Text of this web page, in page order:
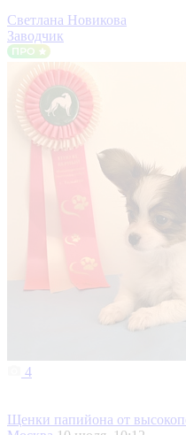
Светлана Новикова
Заводчик
4
Щенки папийона от